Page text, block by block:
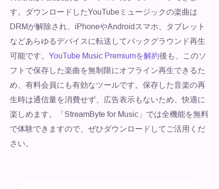
す。ダウンロードしたYouTubeミュージックの楽曲は
DRMが解除され、iPhoneやAndroidスマホ、タブレット
などあらゆるデバイスに転送してバックグラウンド再生
可能です。 YouTube Music Premiumを解約後も、このソ
フトで保存した楽曲を無制限にオフライン再生できるた
め、有料会員にも有効なツールです。保存した音楽の再
生時は通信量を消費せず、広告表示もないため、快適に
楽しめます。「StreamByte for Music」では全機能を無料
で体験できますので、ぜひダウンロードしてご活用くだ
さい。